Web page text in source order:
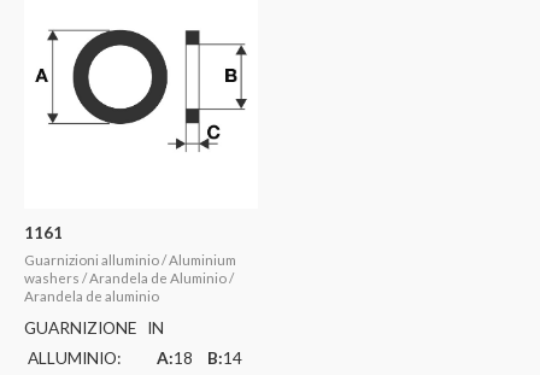
1161
Guarnizioni alluminio / Aluminium
washers / Arandela de Aluminio /
Arandela de aluminio
GUARNIZIONE IN
ALLUMINIO: A:18 B:14